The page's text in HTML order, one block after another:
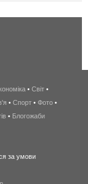
• Світ •
• Спорт • Фото •
• Блогожаби
за умови